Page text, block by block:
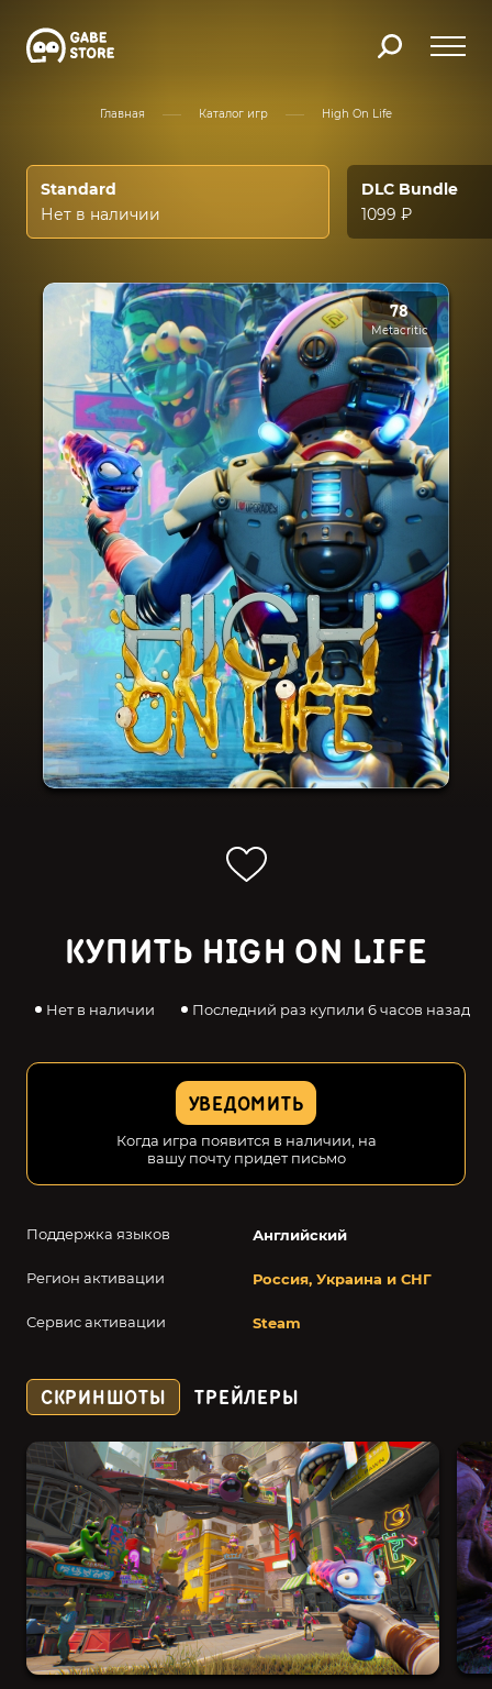
Главная Каталог игр High On Life
Standard
Нет в наличии
DLC Bundle
1099 ₽
78
Metacritic
КУПИТЬ HIGH ON LIFE
Нет в наличии Последний раз купили 6 часов назад
УВЕДОМИТЬ
Когда игра появится в наличии, на
вашу почту придет письмо
Поддержка языков Английский
Регион активации Россия, Украина и СНГ
Сервис активации Steam
СКРИНШОТЫ ТРЕЙЛЕРЫ